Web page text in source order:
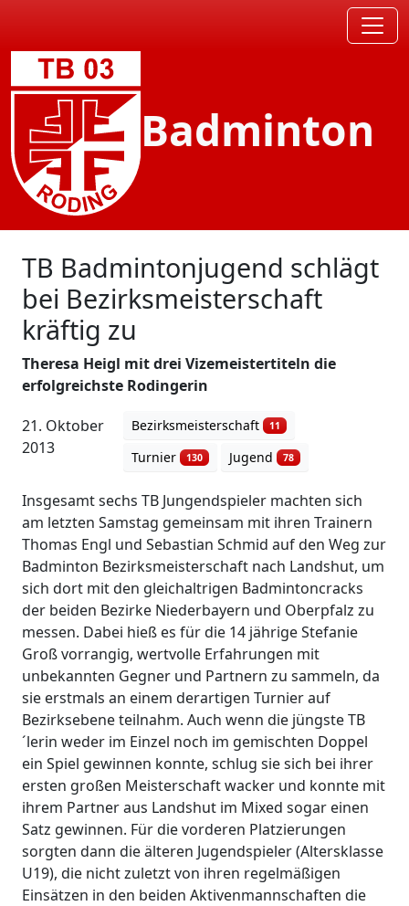
Badminton
TB Badmintonjugend schlägt
bei Bezirksmeisterschaft
kräftig zu
Theresa Heigl mit drei Vizemeistertiteln die
erfolgreichste Rodingerin
21. Oktober
2013
Bezirksmeisterschaft 11
Turnier 130 Jugend 78
Insgesamt sechs TB Jungendspieler machten sich
am letzten Samstag gemeinsam mit ihren Trainern
Thomas Engl und Sebastian Schmid auf den Weg zur
Badminton Bezirksmeisterschaft nach Landshut, um
sich dort mit den gleichaltrigen Badmintoncracks
der beiden Bezirke Niederbayern und Oberpfalz zu
messen. Dabei hieß es für die 14 jährige Stefanie
Groß vorrangig, wertvolle Erfahrungen mit
unbekannten Gegner und Partnern zu sammeln, da
sie erstmals an einem derartigen Turnier auf
Bezirksebene teilnahm. Auch wenn die jüngste TB
´lerin weder im Einzel noch im gemischten Doppel
ein Spiel gewinnen konnte, schlug sie sich bei ihrer
ersten großen Meisterschaft wacker und konnte mit
ihrem Partner aus Landshut im Mixed sogar einen
Satz gewinnen. Für die vorderen Platzierungen
sorgten dann die älteren Jugendspieler (Altersklasse
U19), die nicht zuletzt von ihren regelmäßigen
Einsätzen in den beiden Aktivenmannschaften die